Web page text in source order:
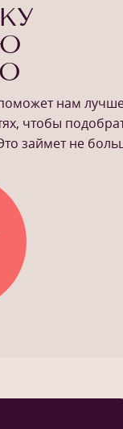
нам
чтобы
займет не